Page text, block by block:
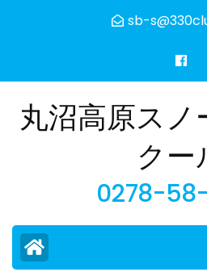
ン
(Enter
sb-
丸沼高原スノ
クー
0278-